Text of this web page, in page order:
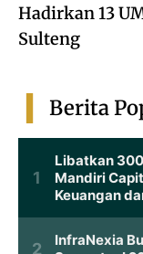
Hadirkan 13
Sulteng
Berita